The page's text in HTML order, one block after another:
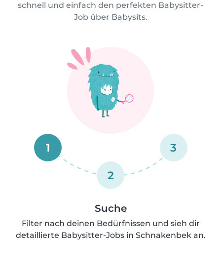
schnell und einfach den perfekten Babysitter-
Job über Babysits.
1
2
3
Suche
Filter nach deinen Bedürfnissen und sieh dir
detaillierte Babysitter-Jobs in Schnakenbek an.